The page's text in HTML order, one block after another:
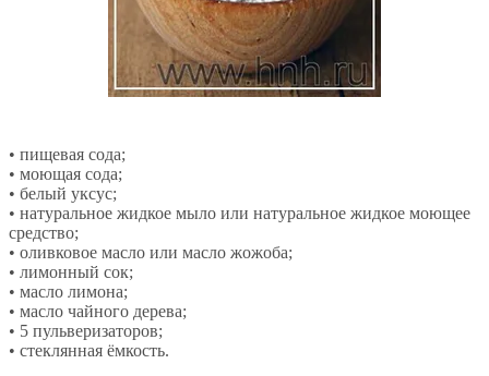
• пищевая сода;
• моющая сода;
• белый уксус;
• натуральное жидкое мыло или натуральное жидкое моющее
средство;
• оливковое масло или масло жожоба;
• лимонный сок;
• масло лимона;
• масло чайного дерева;
• 5 пульверизаторов;
• стеклянная ёмкость.